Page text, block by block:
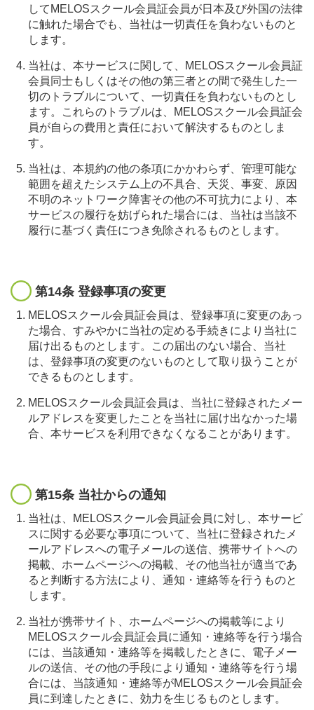
してMELOSスクール会員証会員が日本及び外国の法律
に触れた場合でも、当社は一切責任を負わないものと
します。
当社は、本サービスに関して、MELOSスクール会員証
会員同士もしくはその他の第三者との間で発生した一
切のトラブルについて、一切責任を負わないものとし
ます。これらのトラブルは、MELOSスクール会員証会
員が自らの費用と責任において解決するものとしま
す。
当社は、本規約の他の条項にかかわらず、管理可能な
範囲を超えたシステム上の不具合、天災、事変、原因
不明のネットワーク障害その他の不可抗力により、本
サービスの履行を妨げられた場合には、当社は当該不
履行に基づく責任につき免除されるものとします。
第14条 登録事項の変更
MELOSスクール会員証会員は、登録事項に変更のあっ
た場合、すみやかに当社の定める手続きにより当社に
届け出るものとします。この届出のない場合、当社
は、登録事項の変更のないものとして取り扱うことが
できるものとします。
MELOSスクール会員証会員は、当社に登録されたメー
ルアドレスを変更したことを当社に届け出なかった場
合、本サービスを利用できなくなることがあります。
第15条 当社からの通知
当社は、MELOSスクール会員証会員に対し、本サービ
スに関する必要な事項について、当社に登録されたメ
ールアドレスへの電子メールの送信、携帯サイトへの
掲載、ホームページへの掲載、その他当社が適当であ
ると判断する方法により、通知・連絡等を行うものと
します。
当社が携帯サイト、ホームページへの掲載等により
MELOSスクール会員証会員に通知・連絡等を行う場合
には、当該通知・連絡等を掲載したときに、電子メー
ルの送信、その他の手段により通知・連絡等を行う場
合には、当該通知・連絡等がMELOSスクール会員証会
員に到達したときに、効力を生じるものとします。